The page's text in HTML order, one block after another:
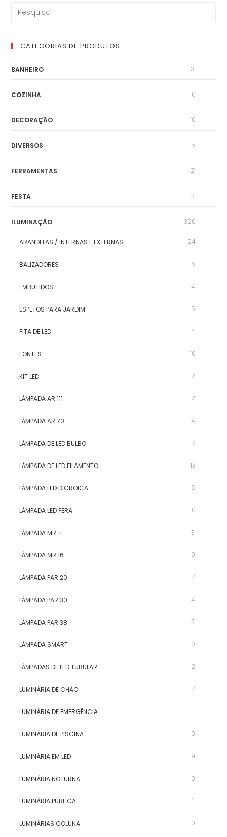
CATEGORIAS DE PRODUTOS
BANHEIRO 31
COZINHA 10
DECORAÇÃO 10
DIVERSOS 5
FERRAMENTAS 21
FESTA 3
ILUMINAÇÃO 326
ARANDELAS / INTERNAS E EXTERNAS 24
BALIZADORES 6
EMBUTIDOS 4
ESPETOS PARA JARDIM 5
FITA DE LED 4
FONTES 16
KIT LED 2
LÂMPADA AR 111 2
LÂMPADA AR 70 4
LÂMPADA DE LED BULBO 7
LÂMPADA DE LED FILAMENTO 13
LÂMPADA LED DICROICA 5
LÂMPADA LED PERA 10
LÂMPADA MR 11 3
LÂMPADA MR 16 9
LÂMPADA PAR 20 7
LÂMPADA PAR 30 4
LÂMPADA PAR 38 3
LÂMPADA SMART 0
LÂMPADAS DE LED TUBULAR 2
LUMINÁRIA DE CHÃO 7
LUMINÁRIA DE EMERGÊNCIA 1
LUMINÁRIA DE PISCINA 0
LUMINÁRIA EM LED 9
LUMINÁRIA NOTURNA 0
LUMINÁRIA PÚBLICA 1
LUMINÁRIAS COLUNA 0